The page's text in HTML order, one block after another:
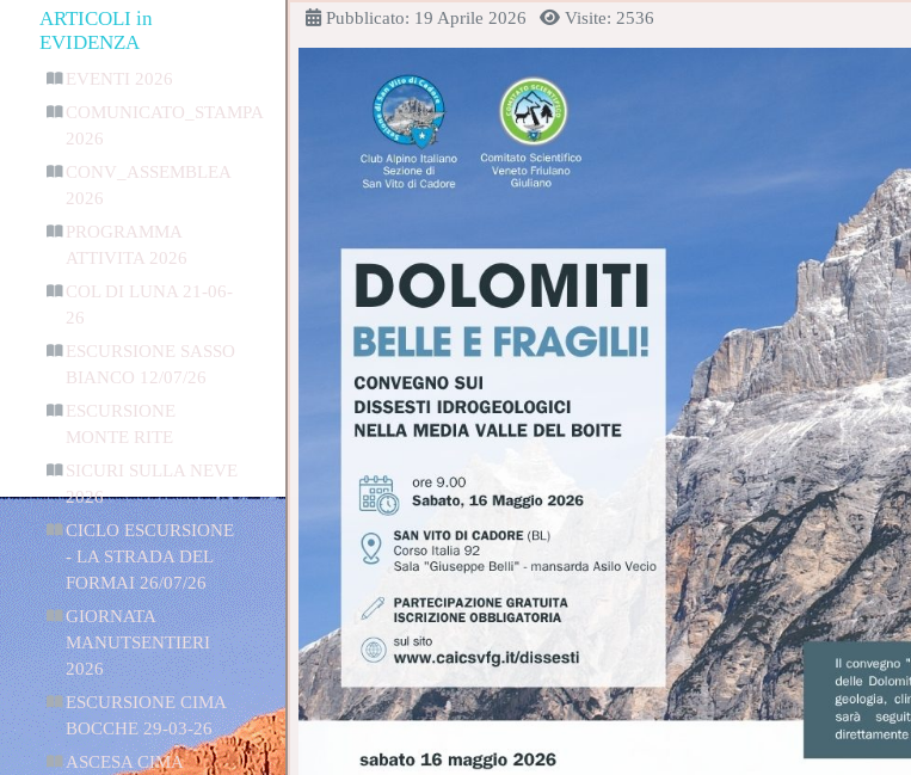
ARTICOLI in
EVIDENZA
EVENTI 2026
COMUNICATO_STAMPA
2026
CONV_ASSEMBLEA
2026
PROGRAMMA
ATTIVITA 2026
COL DI LUNA 21-06-
26
ESCURSIONE SASSO
BIANCO 12/07/26
ESCURSIONE
MONTE RITE
SICURI SULLA NEVE
2026
CICLO ESCURSIONE
- LA STRADA DEL
FORMAI 26/07/26
GIORNATA
MANUTSENTIERI
2026
ESCURSIONE CIMA
BOCCHE 29-03-26
ASCESA CIMA
Pubblicato: 19 Aprile 2026 Visite: 2536